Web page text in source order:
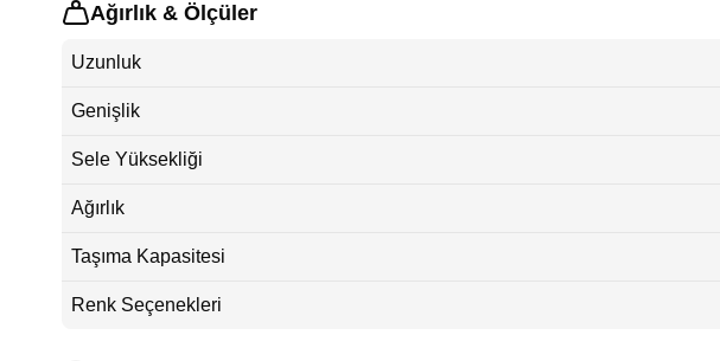
Ağırlık & Ölçüler
Uzunluk
Genişlik
Sele Yüksekliği
Ağırlık
Taşıma Kapasitesi
Renk Seçenekleri